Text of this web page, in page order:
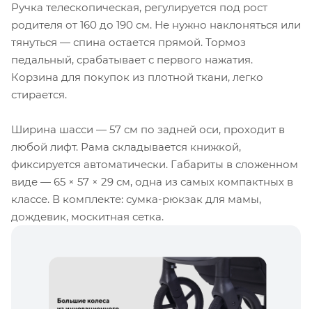
Ручка телескопическая, регулируется под рост
родителя от 160 до 190 см. Не нужно наклоняться или
тянуться — спина остается прямой. Тормоз
педальный, срабатывает с первого нажатия.
Корзина для покупок из плотной ткани, легко
стирается.
Ширина шасси — 57 см по задней оси, проходит в
любой лифт. Рама складывается книжкой,
фиксируется автоматически. Габариты в сложенном
виде — 65 × 57 × 29 см, одна из самых компактных в
классе. В комплекте: сумка-рюкзак для мамы,
дождевик, москитная сетка.